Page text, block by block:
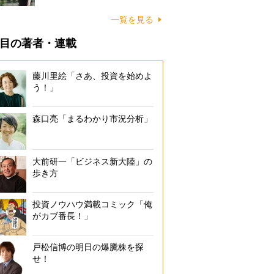
一覧を見る
の著者・連載
藤川里絵「さあ、投資を始めよ
う！」
森口亮「まるわかり市況分析」
大前研一「ビジネス新大陸」の
歩き方
投資ノウハウ満載コミック「俺
がカブ番長！」
戸松信博の明日の爆騰株を探
せ！